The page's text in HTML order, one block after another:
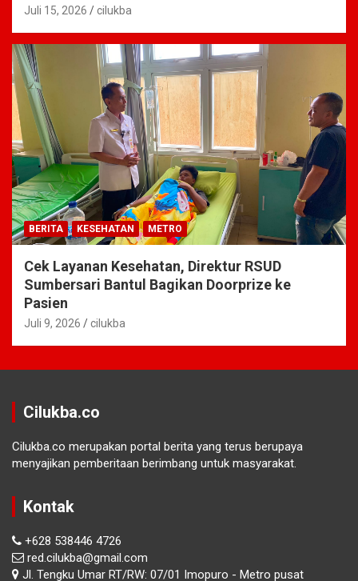
Juli 15, 2026 cilukba
BERITA KESEHATAN METRO
Cek Layanan Kesehatan, Direktur RSUD
Sumbersari Bantul Bagikan Doorprize ke
Pasien
Juli 9, 2026 cilukba
Cilukba.co
Cilukba.co merupakan portal berita yang terus berupaya
menyajikan pemberitaan berimbang untuk masyarakat.
Kontak
+628 538446 4726
red.cilukba@gmail.com
Jl. Tengku Umar RT/RW: 07/01 Imopuro - Metro pusat